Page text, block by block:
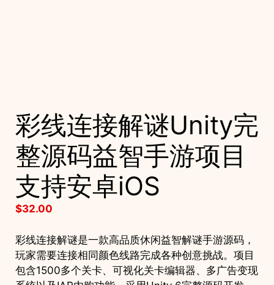
彩线连接解谜Unity完
整源码益智手游项目
支持安卓iOS
$32.00
彩线连接解谜是一款高品质休闲益智解谜手游源码，
玩家需要连接相同颜色线路完成各种创意挑战。项目
包含1500多个关卡、可视化关卡编辑器、多广告变现